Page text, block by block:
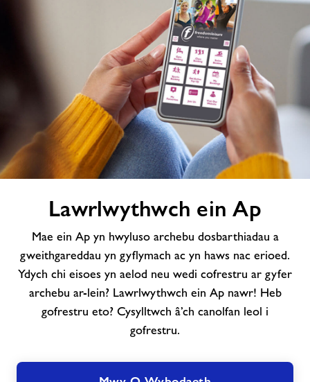
Lawrlwythwch ein Ap
Mae ein Ap yn hwyluso archebu dosbarthiadau a
gweithgareddau yn gyflymach ac yn haws nac erioed.
Ydych chi eisoes yn aelod neu wedi cofrestru ar gyfer
archebu ar-lein? Lawrlwythwch ein Ap nawr! Heb
gofrestru eto? Cysylltwch â’ch canolfan leol i
gofrestru.